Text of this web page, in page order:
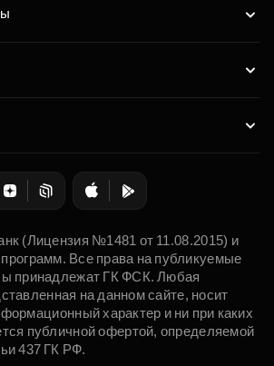
(Лицензия №1481 от 11.08.2015) и
Все права на публикуемые
принадлежат ГК ФСК. Любая
на данном сайте, носит
характер и ни при каких
публичной офертой, определяемой
437 ГК РФ.